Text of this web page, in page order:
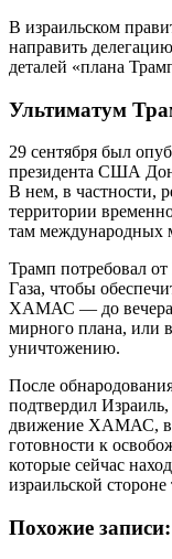
В израильском
направить
деталей «плана
Ультиматум
29 сентября был
президента США
В нем, в частности,
территории
там международных
Трамп потребовал
Газа, чтобы
ХАМАС — до вечера
мирного плана, или
уничтожению.
После
подтвердил Израиль,
движение ХАМАС, в
готовности к
которые сейчас
израильской
Похожие записи: